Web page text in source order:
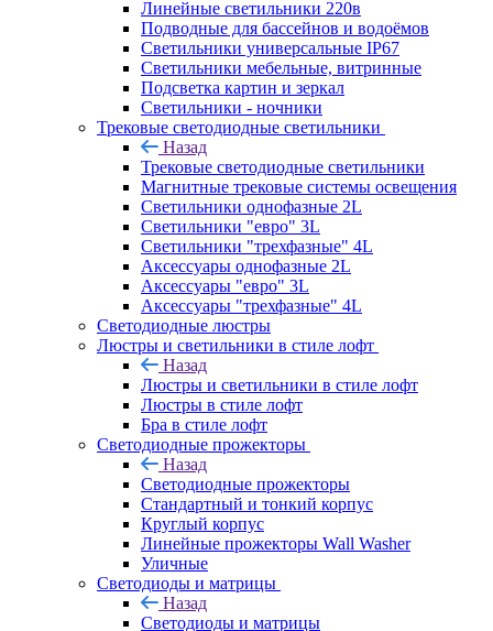
Линейные светильники 220в
Подводные для бассейнов и водоёмов
Светильники универсальные IP67
Светильники мебельные, витринные
Подсветка картин и зеркал
Светильники - ночники
Трековые светодиодные светильники
Назад
Трековые светодиодные светильники
Магнитные трековые системы освещения
Светильники однофазные 2L
Светильники "евро" 3L
Светильники "трехфазные" 4L
Аксессуары однофазные 2L
Аксессуары "евро" 3L
Аксессуары "трехфазные" 4L
Светодиодные люстры
Люстры и светильники в стиле лофт
Назад
Люстры и светильники в стиле лофт
Люстры в стиле лофт
Бра в стиле лофт
Светодиодные прожекторы
Назад
Светодиодные прожекторы
Стандартный и тонкий корпус
Круглый корпус
Линейные прожекторы Wall Washer
Уличные
Светодиоды и матрицы
Назад
Светодиоды и матрицы